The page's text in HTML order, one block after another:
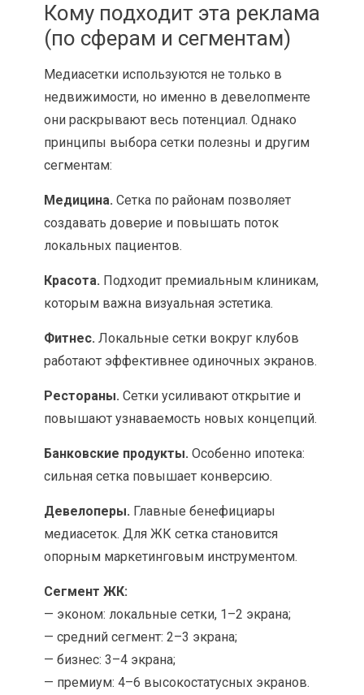
Кому подходит эта реклама
(по сферам и сегментам)
Медиасетки используются не только в
недвижимости, но именно в девелопменте
они раскрывают весь потенциал. Однако
принципы выбора сетки полезны и другим
сегментам:
Медицина. Сетка по районам позволяет
создавать доверие и повышать поток
локальных пациентов.
Красота. Подходит премиальным клиникам,
которым важна визуальная эстетика.
Фитнес. Локальные сетки вокруг клубов
работают эффективнее одиночных экранов.
Рестораны. Сетки усиливают открытие и
повышают узнаваемость новых концепций.
Банковские продукты. Особенно ипотека:
сильная сетка повышает конверсию.
Девелоперы. Главные бенефициары
медиасеток. Для ЖК сетка становится
опорным маркетинговым инструментом.
Сегмент ЖК:
— эконом: локальные сетки, 1–2 экрана;
— средний сегмент: 2–3 экрана;
— бизнес: 3–4 экрана;
— премиум: 4–6 высокостатусных экранов.